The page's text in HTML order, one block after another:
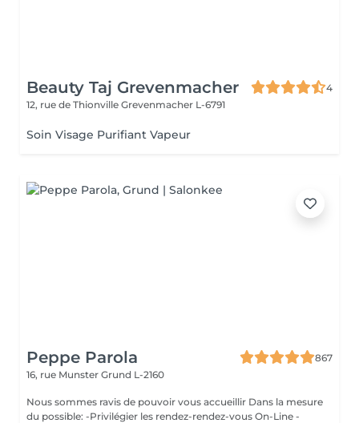
Beauty Taj Grevenmacher
4
12, rue de Thionville Grevenmacher L-6791
Soin Visage Purifiant Vapeur
Peppe Parola
867
16, rue Munster Grund L-2160
Nous sommes ravis de pouvoir vous accueillir Dans la mesure
du possible: -Privilégier les rendez-rendez-vous On-Line -